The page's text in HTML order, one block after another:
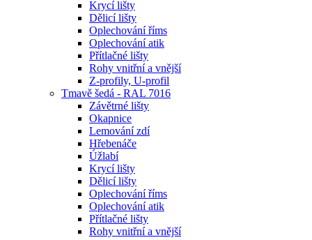
Krycí lišty
Dělicí lišty
Oplechování říms
Oplechování atik
Přítlačné lišty
Rohy vnitřní a vnější
Z-profily, U-profil
Tmavě šedá - RAL 7016
Závětrné lišty
Okapnice
Lemování zdí
Hřebenáče
Úžlabí
Krycí lišty
Dělicí lišty
Oplechování říms
Oplechování atik
Přítlačné lišty
Rohy vnitřní a vnější